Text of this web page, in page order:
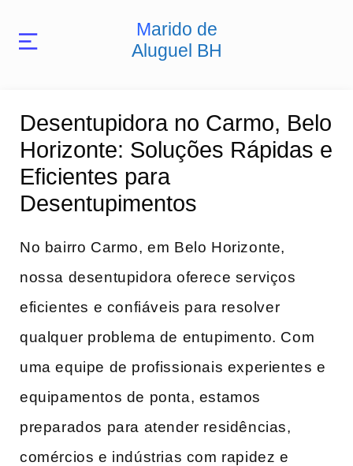
Marido de
Aluguel BH
Desentupidora no Carmo, Belo
Horizonte: Soluções Rápidas e
Eficientes para
Desentupimentos
No bairro Carmo, em Belo Horizonte,
nossa desentupidora oferece serviços
eficientes e confiáveis para resolver
qualquer problema de entupimento. Com
uma equipe de profissionais experientes e
equipamentos de ponta, estamos
preparados para atender residências,
comércios e indústrias com rapidez e